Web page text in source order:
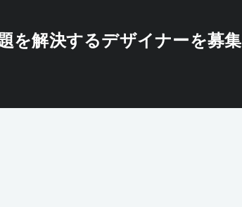
を解決するデザイナーを募集